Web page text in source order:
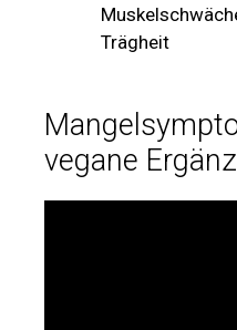
Trägheit
vegane